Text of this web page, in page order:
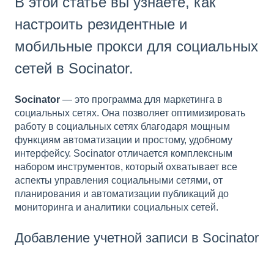
настроить резидентные и
мобильные прокси для социальных
сетей в Socinator.
Socinator — это программа для маркетинга в
социальных сетях. Она позволяет оптимизировать
работу в социальных сетях благодаря мощным
функциям автоматизации и простому, удобному
интерфейсу. Socinator отличается комплексным
набором инструментов, который охватывает все
аспекты управления социальными сетями, от
планирования и автоматизации публикаций до
мониторинга и аналитики социальных сетей.
Добавление учетной записи в Socinator